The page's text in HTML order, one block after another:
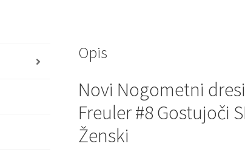
Opis
Novi Nogometni
Freuler #8 Gostujoči
Ženski